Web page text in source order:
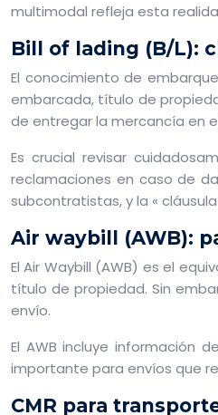
multimodal refleja esta
Bill of lading (B/L):
El conocimiento de
embarcada, título de
de entregar la mercancía en
Es crucial revisar
reclamaciones en caso de
subcontratistas, y la «
Air waybill (AWB):
El Air Waybill (AWB) es el
título de propiedad. Sin
envío.
El AWB incluye información
importante para envíos que
CMR para